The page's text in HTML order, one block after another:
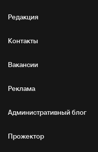
Редакция
Контакты
Вакансии
Реклама
Административный блог
Прожектор